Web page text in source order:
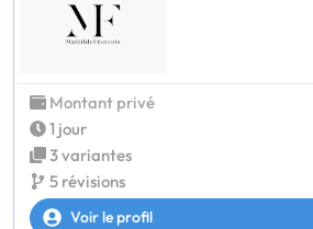
Montant privé
1 jour
3 variantes
5 révisions
Voir le profil